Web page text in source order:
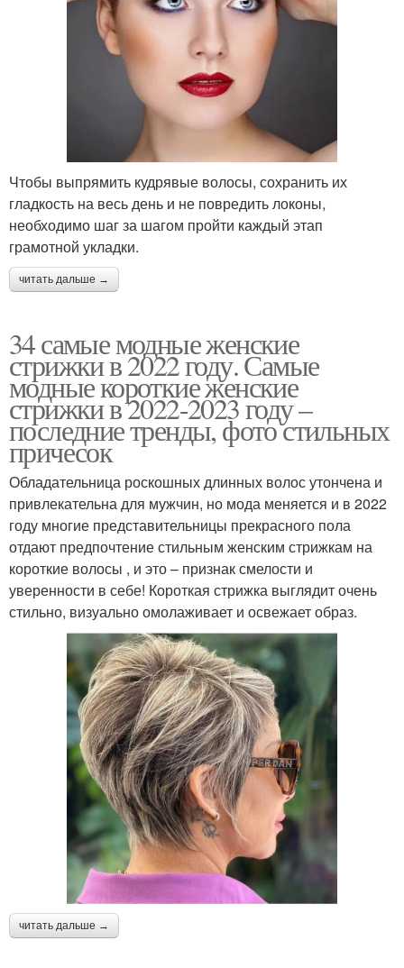
Чтобы выпрямить кудрявые волосы, сохранить их
гладкость на весь день и не повредить локоны,
необходимо шаг за шагом пройти каждый этап
грамотной укладки.
читать дальше →
34 самые модные женские
стрижки в 2022 году. Самые
модные короткие женские
стрижки в 2022-2023 году –
последние тренды, фото стильных
причесок
Обладательница роскошных длинных волос утончена и
привлекательна для мужчин, но мода меняется и в 2022
году многие представительницы прекрасного пола
отдают предпочтение стильным женским стрижкам на
короткие волосы , и это – признак смелости и
уверенности в себе! Короткая стрижка выглядит очень
стильно, визуально омолаживает и освежает образ.
читать дальше →